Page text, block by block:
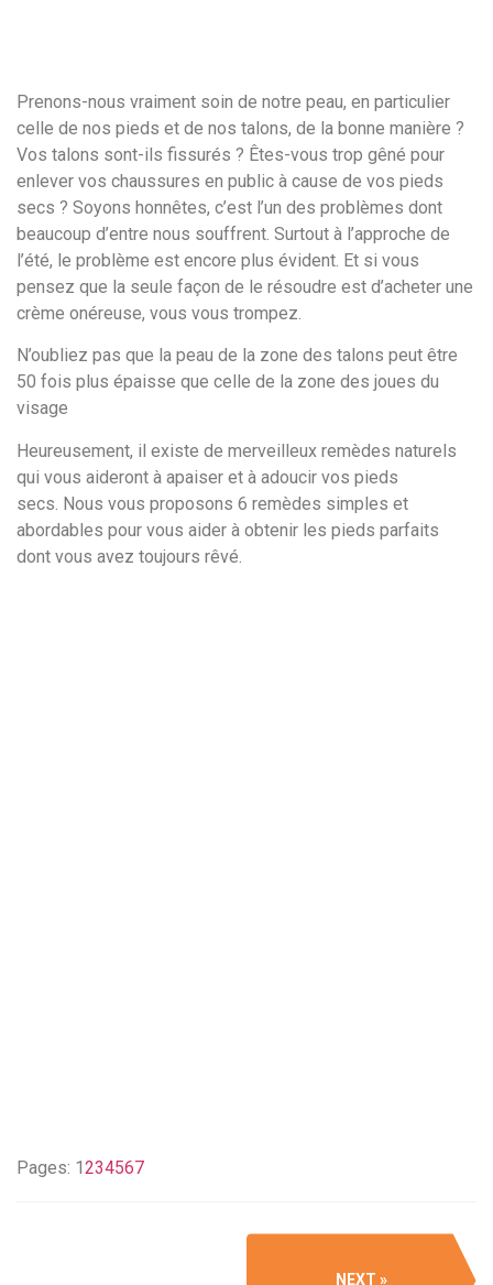
Prenons-nous vraiment soin de notre peau, en particulier
celle de nos pieds et de nos talons, de la bonne manière ?
Vos talons sont-ils fissurés ? Êtes-vous trop gêné pour
enlever vos chaussures en public à cause de vos pieds
secs ? Soyons honnêtes, c’est l’un des problèmes dont
beaucoup d’entre nous souffrent. Surtout à l’approche de
l’été, le problème est encore plus évident. Et si vous
pensez que la seule façon de le résoudre est d’acheter une
crème onéreuse, vous vous trompez.
N’oubliez pas que la peau de la zone des talons peut être
50 fois plus épaisse que celle de la zone des joues du
visage
Heureusement, il existe de merveilleux remèdes naturels
qui vous aideront à apaiser et à adoucir vos pieds
secs. Nous vous proposons 6 remèdes simples et
abordables pour vous aider à obtenir les pieds parfaits
dont vous avez toujours rêvé.
Pages: 1 234567
NEXT